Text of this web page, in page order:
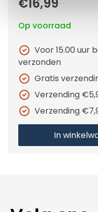
Op voorraad
Voor 15.00 uur
verzonden
Gratis
Verzending
Verzending
In